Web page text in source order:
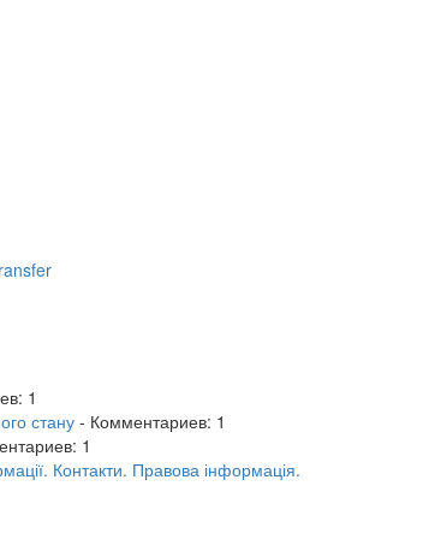
1
стану - Комментариев: 1
1
Контакти. Правова інформація.